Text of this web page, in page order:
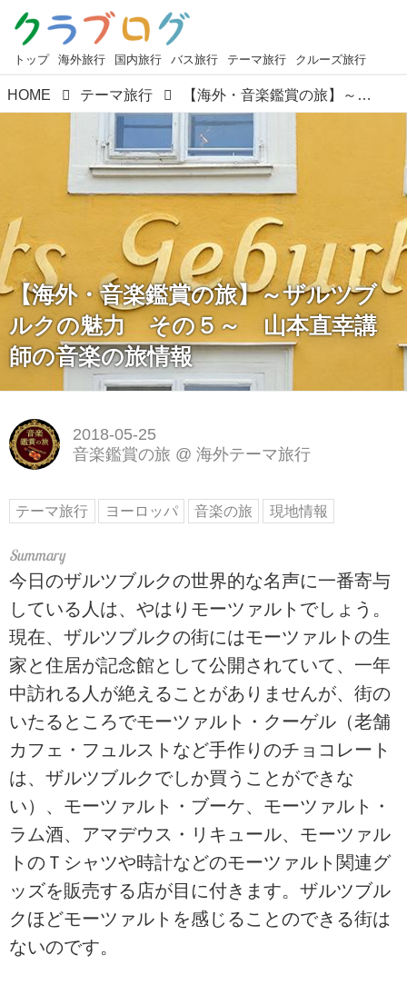
トップ 海外旅行 国内旅行 バス旅行 テーマ旅行 クルーズ旅行
HOME テーマ旅行 【海外・音楽鑑賞の旅】～ザルツブルクの魅力 その５～ 山本直幸講師の音楽の旅情報
【海外・音楽鑑賞の旅】～ザルツブ
ルクの魅力 その５～ 山本直幸講
師の音楽の旅情報
2018-05-25
音楽鑑賞の旅 @ 海外テーマ旅行
テーマ旅行 ヨーロッパ 音楽の旅 現地情報
今日のザルツブルクの世界的な名声に一番寄与
している人は、やはりモーツァルトでしょう。
現在、ザルツブルクの街にはモーツァルトの生
家と住居が記念館として公開されていて、一年
中訪れる人が絶えることがありませんが、街の
いたるところでモーツァルト・クーゲル（老舗
カフェ・フュルストなど手作りのチョコレート
は、ザルツブルクでしか買うことができな
い）、モーツァルト・ブーケ、モーツァルト・
ラム酒、アマデウス・リキュール、モーツァル
トのＴシャツや時計などのモーツァルト関連グ
ッズを販売する店が目に付きます。ザルツブル
クほどモーツァルトを感じることのできる街は
ないのです。